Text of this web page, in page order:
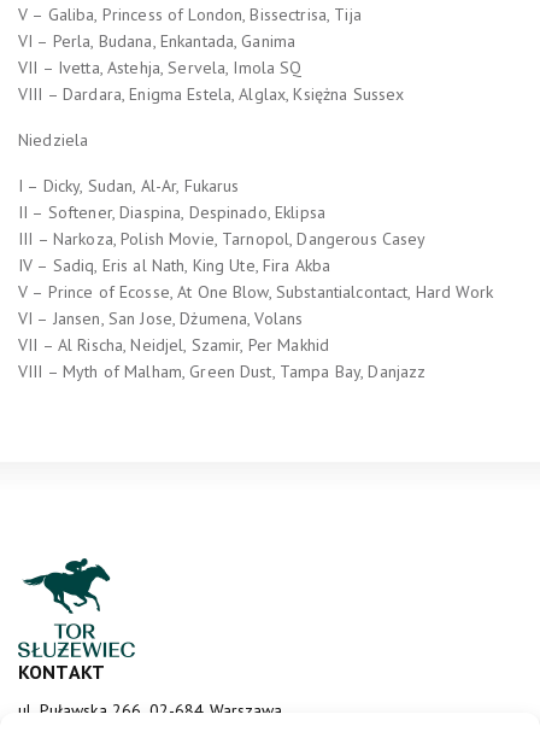
V – Galiba, Princess of London, Bissectrisa, Tija
VI – Perla, Budana, Enkantada, Ganima
VII – Ivetta, Astehja, Servela, Imola SQ
VIII – Dardara, Enigma Estela, Alglax, Księżna Sussex
Niedziela
I – Dicky, Sudan, Al-Ar, Fukarus
II – Softener, Diaspina, Despinado, Eklipsa
III – Narkoza, Polish Movie, Tarnopol, Dangerous Casey
IV – Sadiq, Eris al Nath, King Ute, Fira Akba
V – Prince of Ecosse, At One Blow, Substantialcontact, Hard Work
VI – Jansen, San Jose, Dżumena, Volans
VII – Al Rischa, Neidjel, Szamir, Per Makhid
VIII – Myth of Malham, Green Dust, Tampa Bay, Danjazz
KONTAKT
ul. Puławska 266, 02-684 Warszawa